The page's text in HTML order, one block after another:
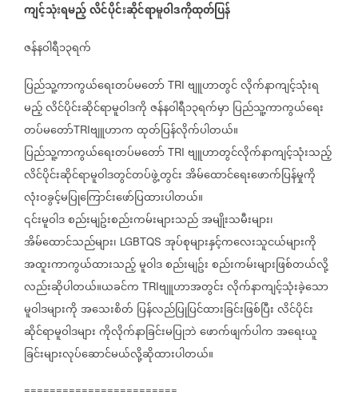
ကျင့်သုံးရမည့်လိင်ပိုင်းဆိုင်ရာမူဝါဒကိုထုတ်ပြန်
ဇန်နဝါရီ၁၃ရက်
ပြည်သူ့ကာကွယ်ရေးတပ်မတော် TRI ဗျူဟာတွင်လိုက်နာကျင့်သုံးရ
မည့်လိင်ပိုင်းဆိုင်ရာမူဝါဒကိုဇန်နဝါရီ၁၃ရက်မှာပြည်သူ့ကာကွယ်ရေး
တပ်မတော်TRIဗျူဟာကထုတ်ပြန်လိုက်ပါတယ်။
ပြည်သူ့ကာကွယ်ရေးတပ်မတော် TRI ဗျူဟာတွင်လိုက်နာကျင့်သုံးသည့်
လိင်ပိုင်းဆိုင်ရာမူဝါဒတွင်တပ်ဖွဲ့တွင်းအိမ်ထောင်ရေးဖောက်ပြန်မှုကို
လုံးဝခွင့်မပြုကြောင်းဖော်ပြထားပါတယ်။
၎င်းမူဝါဒစည်းမျဥ်းစည်းကမ်းများသည်အမျိုးသမီးများ၊
အိမ်ထောင်သည်များ၊ LGBTQS အုပ်စုများနှင့်ကလေးသူငယ်များကို
အထူးကာကွယ်ထားသည့်မူဝါဒစည်းမျဥ်းစည်းကမ်းများဖြစ်တယ်လို့
လည်းဆိုပါတယ်။ယခင်က TRIဗျူဟာအတွင်းလိုက်နာကျင့်သုံးခဲ့သော
မူဝါဒများကိုအသေးစိတ် ပြန်လည်ပြုပြင်ထားခြင်းဖြစ်ပြီးလိင်ပိုင်း
ဆိုင်ရာမူဝါဒများကိုလိုက်နာခြင်းမပြုဘဲဖောက်ဖျက်ပါကအရေးယူ
ခြင်းများလုပ်ဆောင်မယ်လို့ဆိုထားပါတယ်။
========================